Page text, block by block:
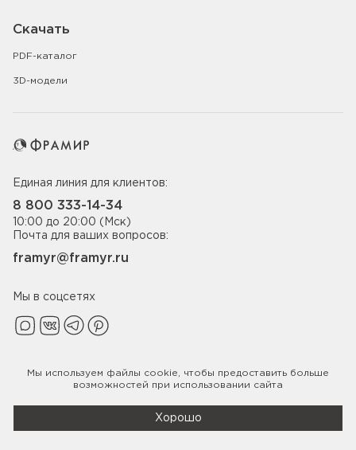
Скачать
PDF-каталог
3D-модели
Единая линия для клиентов:
8 800 333-14-34
10:00 до 20:00 (Мск)
Почта для ваших вопросов:
framyr@framyr.ru
Мы в соцсетях
Политика конфиденциальности
Мы используем файлы cookie , чтобы предоставить больше
возможностей при использовании сайта
Хорошо